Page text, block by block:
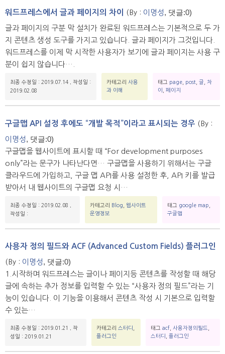
워드프레스에서 글과 페이지의 차이 (By : 이명성 , 댓글:0)
글과 페이지의 구분 막 설치가 완료된 워드프레스는 기본적으로 두 가
지 콘텐츠 생성 도구를 가지고 있습니다. 글과 페이지가 그것입니다.
워드프레스를 이제 막 시작한 사용자가 보기에 글과 페이지는 사용 구
분이 쉽지 않습니다….
최종 수정일 : 2019.07.14 , 작성일 :
2019.02.08
카테고리사용
과 이해
태그 page, post 글
차
이
페이지
구글맵 API 설정 후에도 “개발 목적”이라고 표시되는 경우 (By :
이명성 , 댓글:0)
구글맵을 웹사이트에 표시할 때 “For development purposes
only”라는 문구가 나타난다면… 구글맵을 사용하기 위해서는 구글
클라우드에 가입하고, 구글 맵 API를 사용 설정한 후, API 키를 발급
받아서 내 웹사이트의 구글맵 요청 시…
최종 수정일 : 2019.02.08
작성일 :
카테고리 Blog
웹사이트
운영정보
태그 google map
구글맵
사용자 정의 필드와 ACF (Advanced Custom Fields) 플러그인
(By : 이명성 , 댓글:0)
1.시작하며 워드프레스는 글이나 페이지등 콘텐츠를 작성할 때 해당
글에 속하는 추가 정보를 입력할 수 있는 “사용자 정의 필드”라는 기
능이 있습니다. 이 기능을 이용해서 콘텐츠 작성 시 기본으로 입력할
수 있는…
최종 수정일 : 2019.01.21 , 작
성일 : 2019.01.21
카테고리스터디
플러그인
태그acf ,사용자정의필드
스터디
,플러그인